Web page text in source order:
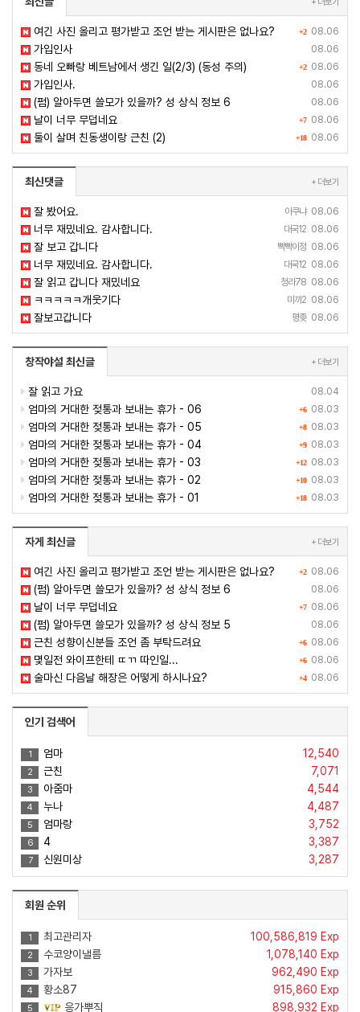
+2 08.06
여긴 사진 올리고 평가받고 조언 받는 게시판은 없나요?
08.06
가입인사
+2 08.06
동네 오빠랑 베트남에서 생긴 일(2/3) (동성 주의)
08.06
가입인사.
08.06
(펌) 알아두면 쓸모가 있을까? 성 상식 정보 6
+7 08.06
날이 너무 무덥네요
+18 08.06
둘이 살며 친동생이랑 근친 (2)
최신댓글 + 더보기
아쿠냐 08.06
잘 봤어요.
대국12 08.06
너무 재밌네요. 감사합니다.
빡빡이정 08.06
잘 보고 갑니다
대국12 08.06
너무 재밌네요. 감사합니다.
청라78 08.06
잘 읽고 갑니다 재밌네요
미끼2 08.06
ㅋㅋㅋㅋㅋ개웃기다
평좆 08.06
잘보고갑니다
창작야설 최신글 + 더보기
08.04
잘 읽고 가요
+6 08.03
엄마의 거대한 젖통과 보내는 휴가 - 06
+8 08.03
엄마의 거대한 젖통과 보내는 휴가 - 05
+9 08.03
엄마의 거대한 젖통과 보내는 휴가 - 04
+12 08.03
엄마의 거대한 젖통과 보내는 휴가 - 03
+10 08.03
엄마의 거대한 젖통과 보내는 휴가 - 02
+18 08.03
엄마의 거대한 젖통과 보내는 휴가 - 01
자게 최신글 + 더보기
+2 08.06
여긴 사진 올리고 평가받고 조언 받는 게시판은 없나요?
08.06
(펌) 알아두면 쓸모가 있을까? 성 상식 정보 6
+7 08.06
날이 너무 무덥네요
08.06
(펌) 알아두면 쓸모가 있을까? 성 상식 정보 5
+6 08.06
근친 성향이신분들 조언 좀 부탁드려요
+6 08.06
몇일전 와이프한테 ㄸㄲ 따인일...
+4 08.06
술마신 다음날 해장은 어떻게 하시나요?
인기 검색어
12,540
1
엄마
7,071
2
근친
4,544
3
아줌마
4,487
4
누나
3,752
5
엄마랑
3,387
6
4
3,287
7 신원미상
회원 순위
100,586,819 Exp
1
최고관리자
1,078,140 Exp
2
수코양이낼름
962,490 Exp
3
가자보
915,860 Exp
4
황소87
898,932 Exp
5 응가뿌직